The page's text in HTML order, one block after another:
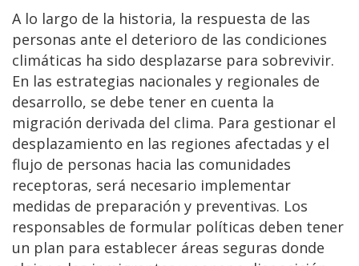
A lo largo de la historia, la respuesta de las
personas ante el deterioro de las condiciones
climáticas ha sido desplazarse para sobrevivir.
En las estrategias nacionales y regionales de
desarrollo, se debe tener en cuenta la
migración derivada del clima. Para gestionar el
desplazamiento en las regiones afectadas y el
flujo de personas hacia las comunidades
receptoras, será necesario implementar
medidas de preparación y preventivas. Los
responsables de formular políticas deben tener
un plan para establecer áreas seguras donde